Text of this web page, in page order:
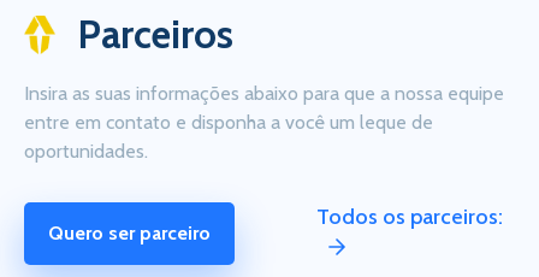
Parceiros
Insira as suas informações abaixo para que a nossa equipe
entre em contato e disponha a você um leque de
oportunidades.
Quero ser parceiro
Todos os parceiros: